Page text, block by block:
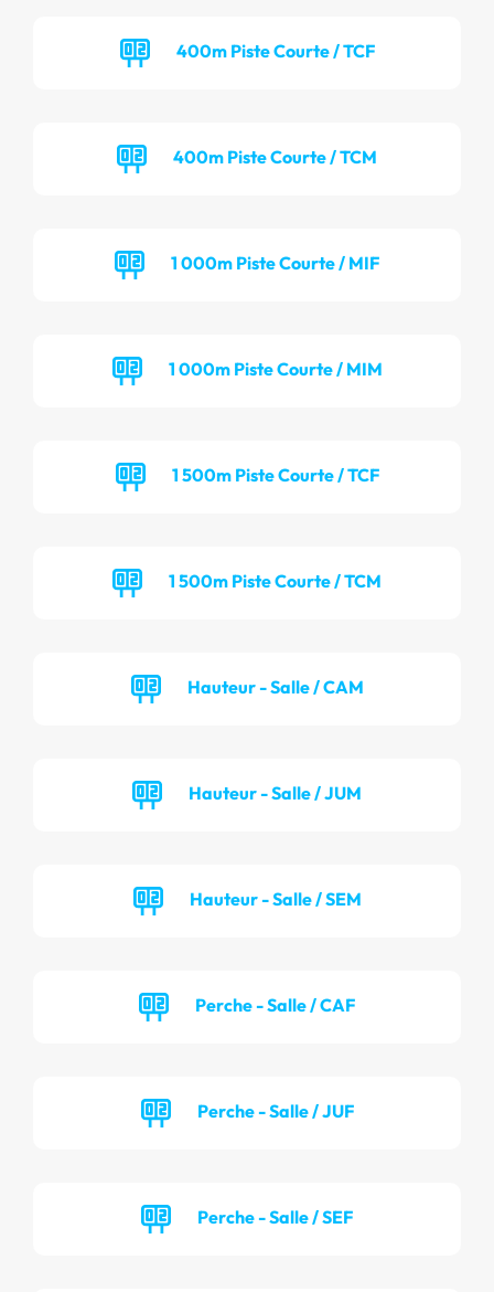
400m Piste Courte / TCF
400m Piste Courte / TCM
1 000m Piste Courte / MIF
1 000m Piste Courte / MIM
1 500m Piste Courte / TCF
1 500m Piste Courte / TCM
Hauteur - Salle / CAM
Hauteur - Salle / JUM
Hauteur - Salle / SEM
Perche - Salle / CAF
Perche - Salle / JUF
Perche - Salle / SEF